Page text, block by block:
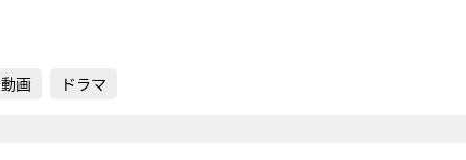
動画 ドラマ